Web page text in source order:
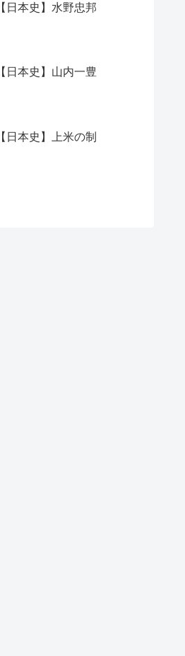
【日本史】水野忠邦
【日本史】山内一豊
【日本史】上米の制